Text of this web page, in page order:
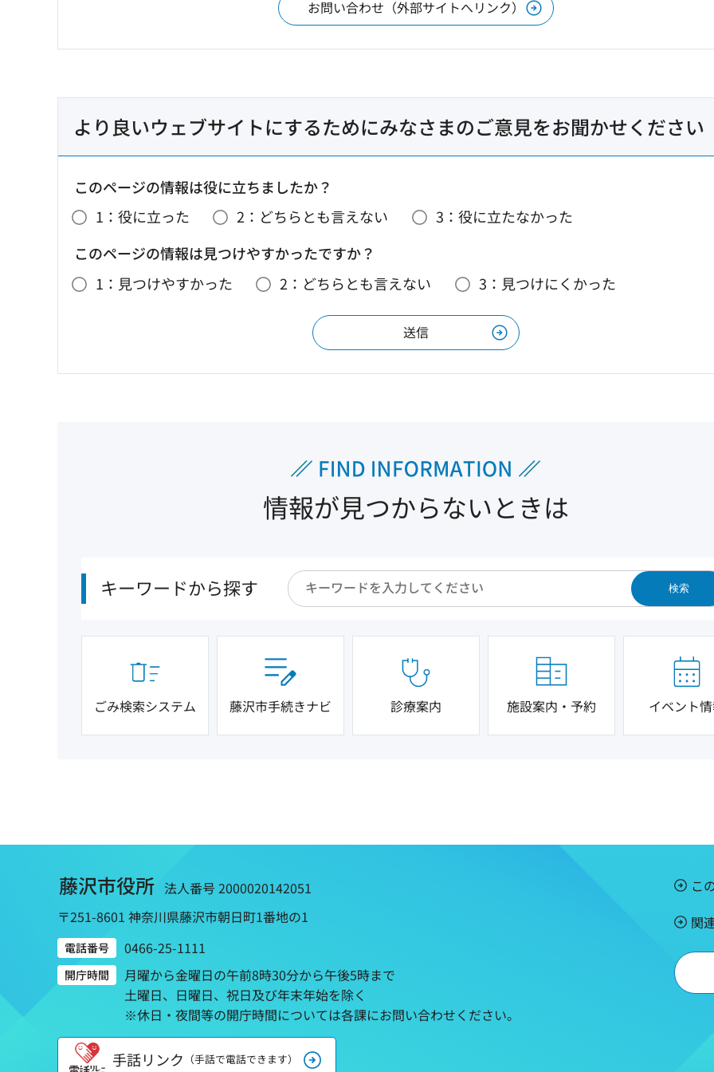
お問い合わせ（外部サイトへリンク）
より良いウェブサイトにするためにみなさまのご意見をお聞かせください
このページの情報は役に立ちましたか？
1：役に立った
2：どちらとも言えない
3：役に立たなかった
このページの情報は見つけやすかったですか？
1：見つけやすかった
2：どちらとも言えない 3：見つけにくかった
情報が見つからないときは
キーワードから探す 検索
ごみ検索システム 藤沢市手続きナビ 診療案内 施設案内・予約 イベント
藤沢市役所 法人番号 2000020142051
〒251-8601 神奈川県藤沢市朝日町1番地の1
電話番号 0466-25-1111
開庁時間
月曜から金曜日の午前8時30分から午後5時まで
土曜日、日曜日、祝日及び年末年始を除く
※休日・夜間等の開庁時間については各課にお問い合わせください。
手話リンク （手話で電話できます）
こ
関